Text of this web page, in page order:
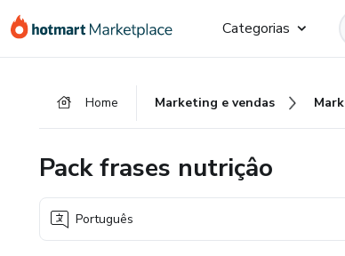
para
para
para
Categorias
Home Marketing e vendas
Pack frases nutriçâo
Português